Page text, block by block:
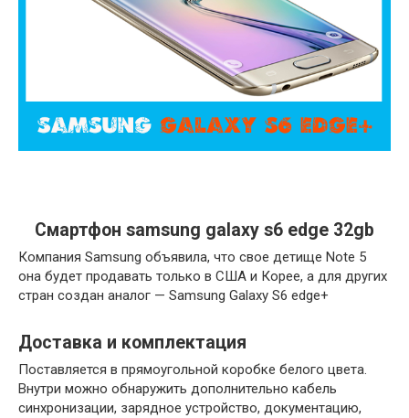
Смартфон samsung galaxy s6 edge 32gb
Компания Samsung объявила, что свое детище Note 5
она будет продавать только в США и Корее, а для других
стран создан аналог — Samsung Galaxy S6 edge+
Доставка и комплектация
Поставляется в прямоугольной коробке белого цвета.
Внутри можно обнаружить дополнительно кабель
синхронизации, зарядное устройство, документацию,